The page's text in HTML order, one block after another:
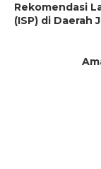
Rekomendasi
(ISP) di Daerah